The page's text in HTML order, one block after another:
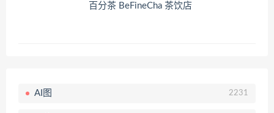
百分茶 BeFineCha 茶饮店
AI图 2231